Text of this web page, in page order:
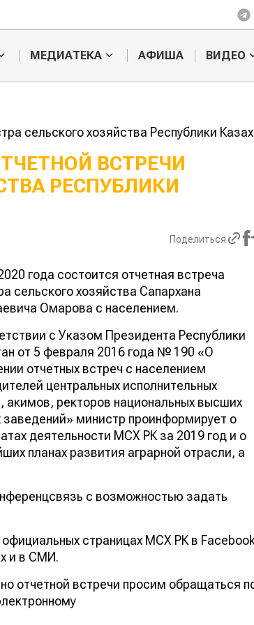
МЕДИАТЕКА АФИША ВИДЕО
сельского хозяйства Республики
ВСТРЕЧИ
РЕСПУБЛИКИ
Поделиться
года состоится отчетная встреча
сельского хозяйства Сапархана
Омарова с населением.
с Указом Президента Республики
от 5 февраля 2016 года № 190 «О
отчетных встреч с населением
центральных исполнительных
акимов, ректоров национальных высших
заведений» министр проинформирует о
деятельности МСХ РК за 2019 год и о
планах развития аграрной отрасли, а
с возможностью задать
страницах МСХ РК в
и в СМИ.
отчетной встречи просим обращаться